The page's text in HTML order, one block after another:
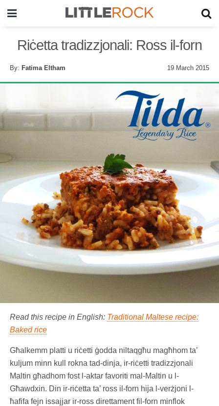
Riċetta tradizzjonali: Ross il-forn
By: Fatima Eltham 19 March 2015
Read this recipe in English: Traditional Maltese recipe:
Baked rice
Għalkemm platti u riċetti ġodda niltaqgħu magħhom ta’
kuljum minn kull rokna tad-dinja, ir-riċetti tradizzjonali
Maltin għadhom fost l-aktar favoriti mal-Maltin u l-
Għawdxin. Din ir-riċetta ta’ ross il-forn hija l-verżjoni l-
ħafifa fejn issajjar ir-ross direttament fil-forn minflok